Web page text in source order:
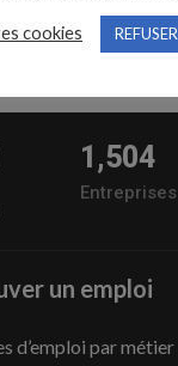
1,504
Entreprises
un emploi
d’emploi par métier
cookies REFUSER